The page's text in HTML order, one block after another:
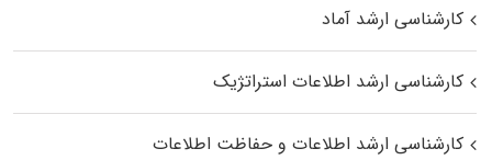
کارشناسی ارشد آماد
کارشناسی ارشد اطلاعات استراتژیک
کارشناسی ارشد اطلاعات و حفاظت اطلاعات